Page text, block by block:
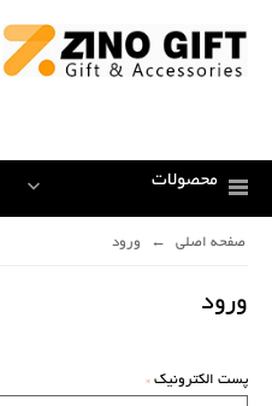
محصولات
صفحه اصلی ورود
ورود
پست الکترونیک